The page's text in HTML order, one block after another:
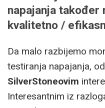
napajanja također
kvalitetno /
Da malo razbijemo
testiranja napajanja,
SilverStoneovim
Interesantnim iz